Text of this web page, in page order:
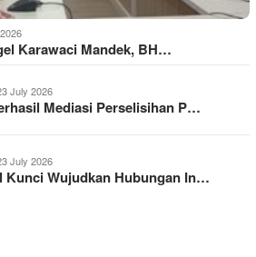
Karawaci Mandek, BH…
July 2026
Mediasi Perselisihan P…
July 2026
Kunci Wujudkan Hubungan In…